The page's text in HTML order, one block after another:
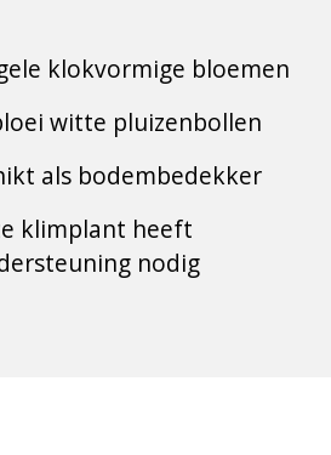
klokvormige bloemen
witte pluizenbollen
als bodembedekker
klimplant heeft
nodig